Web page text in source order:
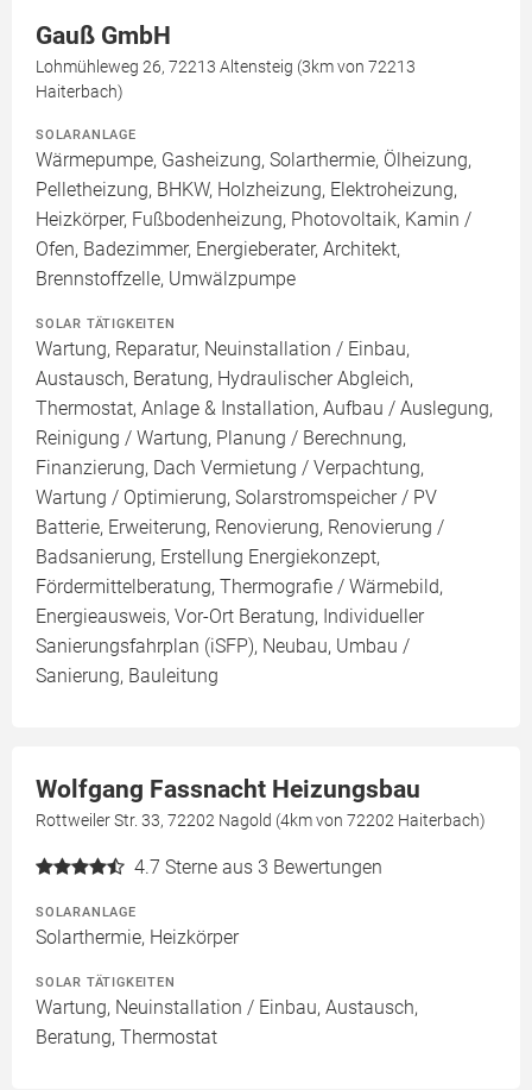
Gauß GmbH
Lohmühleweg 26, 72213 Altensteig (3km von 72213
Haiterbach)
SOLARANLAGE
Wärmepumpe, Gasheizung, Solarthermie, Ölheizung,
Pelletheizung, BHKW, Holzheizung, Elektroheizung,
Heizkörper, Fußbodenheizung, Photovoltaik, Kamin /
Ofen, Badezimmer, Energieberater, Architekt,
Brennstoffzelle, Umwälzpumpe
SOLAR TÄTIGKEITEN
Wartung, Reparatur, Neuinstallation / Einbau,
Austausch, Beratung, Hydraulischer Abgleich,
Thermostat, Anlage & Installation, Aufbau / Auslegung,
Reinigung / Wartung, Planung / Berechnung,
Finanzierung, Dach Vermietung / Verpachtung,
Wartung / Optimierung, Solarstromspeicher / PV
Batterie, Erweiterung, Renovierung, Renovierung /
Badsanierung, Erstellung Energiekonzept,
Fördermittelberatung, Thermografie / Wärmebild,
Energieausweis, Vor-Ort Beratung, Individueller
Sanierungsfahrplan (iSFP), Neubau, Umbau /
Sanierung, Bauleitung
Wolfgang Fassnacht Heizungsbau
Rottweiler Str. 33, 72202 Nagold (4km von 72202 Haiterbach)
4.7 Sterne aus 3 Bewertungen
SOLARANLAGE
Solarthermie, Heizkörper
SOLAR TÄTIGKEITEN
Wartung, Neuinstallation / Einbau, Austausch,
Beratung, Thermostat